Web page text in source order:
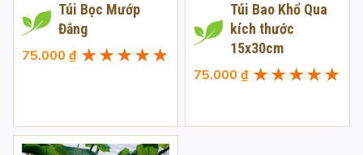
Túi Bọc Mướp
Đắng
75.000 ₫
Túi Bao Khổ Qua
kích thước
15x30cm
75.000₫
sao